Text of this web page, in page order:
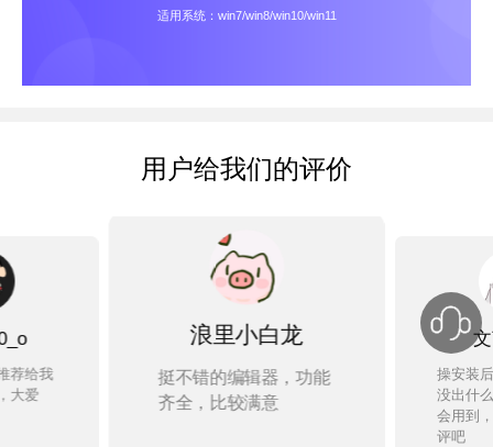
适用系统：win7/win8/win10/win11
用户给我们的评价
挺不错的编辑器，功能
文言予果
操安装后用到了一天，
没出什么错，以后经常
会用到，以后的情况继